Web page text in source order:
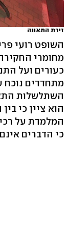
זירת התאונה
השופט רועי
מחומרי
כעורים ועל
מתחדדים
השתלשלות
הוא ציין כי
המלמדת על
כי הדברים